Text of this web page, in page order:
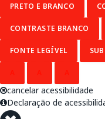
PRETO E BRANCO
CONTRASTE BRANCO
FONTE LEGÍVEL
cancelar acessibilidade
Declaração de